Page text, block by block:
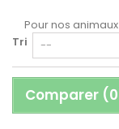
Pour nos animaux
Tri
Comparer (0